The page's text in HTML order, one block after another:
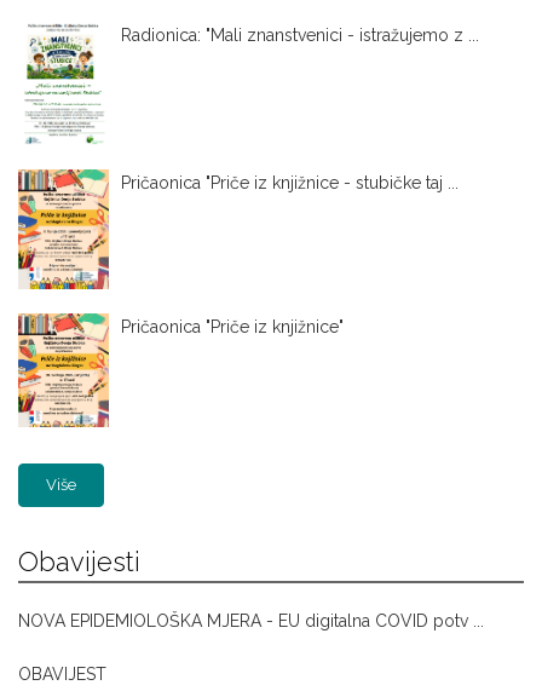
Radionica: "Mali znanstvenici - istražujemo z ...
Pričaonica "Priče iz knjižnice - stubičke taj ...
Pričaonica "Priče iz knjižnice"
Više
Obavijesti
NOVA EPIDEMIOLOŠKA MJERA - EU digitalna COVID potv ...
OBAVIJEST